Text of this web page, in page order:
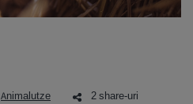
Animalutze 2 share-uri